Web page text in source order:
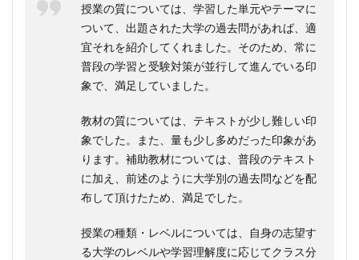
授業の質については、学習した単元やテーマに
ついて、出題された大学の過去問があれば、適
宜それを紹介してくれました。そのため、常に
普段の学習と受験対策が並行して進んでいる印
象で、満足していました。
教材の質については、テキストが少し難しい印
象でした。また、量も少し多めだった印象があ
ります。補助教材については、普段のテキスト
に加え、前述のように大学別の過去問などを配
布して頂けたため、満足でした。
授業の種類・レベルについては、自身の志望す
る大学のレベルや学習理解度に応じてクラス分